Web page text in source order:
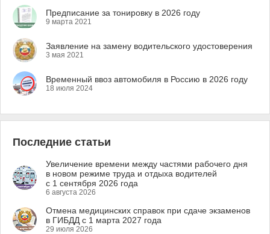
Предписание за тонировку в 2026 году
9 марта 2021
Заявление на замену водительского удостоверения
3 мая 2021
Временный ввоз автомобиля в Россию в 2026 году
18 июля 2024
Последние статьи
Увеличение времени между частями рабочего дня
в новом режиме труда и отдыха водителей
с 1 сентября 2026 года
6 августа 2026
Отмена медицинских справок при сдаче экзаменов
в ГИБДД с 1 марта 2027 года
29 июля 2026